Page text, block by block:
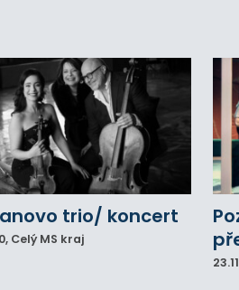
trio/ koncert
, Celý MS kraj